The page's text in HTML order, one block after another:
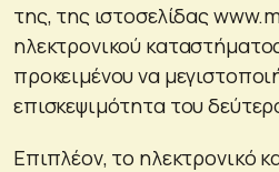
της, της ιστοσελίδας
ηλεκτρονικού
προκειμένου να
επισκεψιμότητα του
Επιπλέον, το ηλεκτρονικό